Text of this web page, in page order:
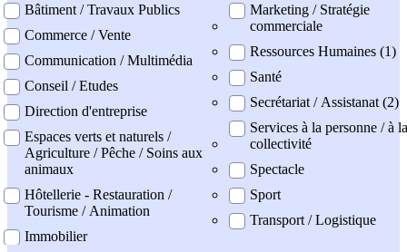
Bâtiment / Travaux Publics
Commerce / Vente
Communication / Multimédia
Conseil / Etudes
Direction d'entreprise
Espaces verts et naturels /
Agriculture / Pêche / Soins aux
animaux
Hôtellerie - Restauration /
Tourisme / Animation
Immobilier
Marketing / Stratégie
commerciale
Ressources Humaines (1)
Santé
Secrétariat / Assistanat (2)
Services à la personne / à la
collectivité
Spectacle
Sport
Transport / Logistique